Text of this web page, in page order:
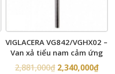
VIGLACERA VG842/VGHX02 –
Van xả tiểu nam cảm ứng
dùng pin
2,881,000₫ 2,340,000₫